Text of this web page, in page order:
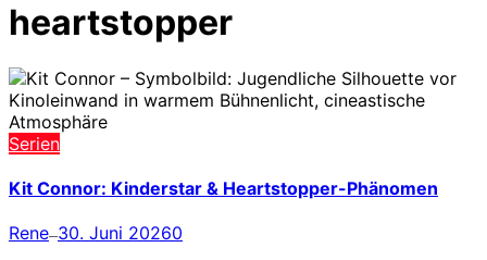
heartstopper
Serien
Kit Connor: Kinderstar & Heartstopper-Phänomen
Rene—30. Juni 20260